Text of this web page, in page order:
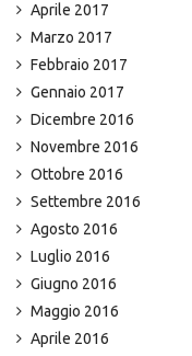
Aprile 2017
Marzo 2017
Febbraio 2017
Gennaio 2017
Dicembre 2016
Novembre 2016
Ottobre 2016
Settembre 2016
Agosto 2016
Luglio 2016
Giugno 2016
Maggio 2016
Aprile 2016